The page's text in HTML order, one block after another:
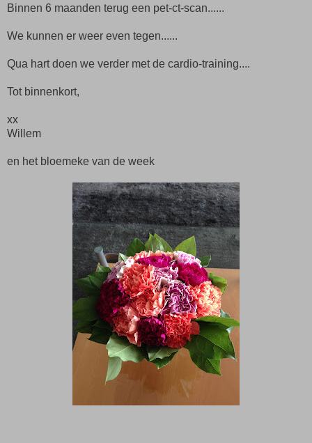
Binnen 6 maanden terug een pet-ct-scan......
We kunnen er weer even tegen......
Qua hart doen we verder met de cardio-training....
Tot binnenkort,
xx
Willem
en het bloemeke van de week